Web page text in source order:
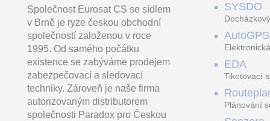
IP kamera, bullet, 2Mpx,
25/30fps, 1/2,8" CMOS,
H.265+, f=2,7-13,5mm
(109-30°), WDR, IR + whit
Lehký kompaktní vrtací
šroubovák s extrémně
různorodé použití, I
1 464.75 Kč
bity LC, 32dílný
vč. DPH
Společnost Eurosat CS se sídlem
v Brně je ryze českou obchodní
společností založenou v roce
1995. Od samého počátku
existence se zabýváme prodejem
zabezpečovací a sledovací
techniky. Zároveň je naše firma
autorizovaným distributorem
společnosti Paradox pro Českou
SYSDO
AutoGPS
EDA
Tiketovací
Plánování